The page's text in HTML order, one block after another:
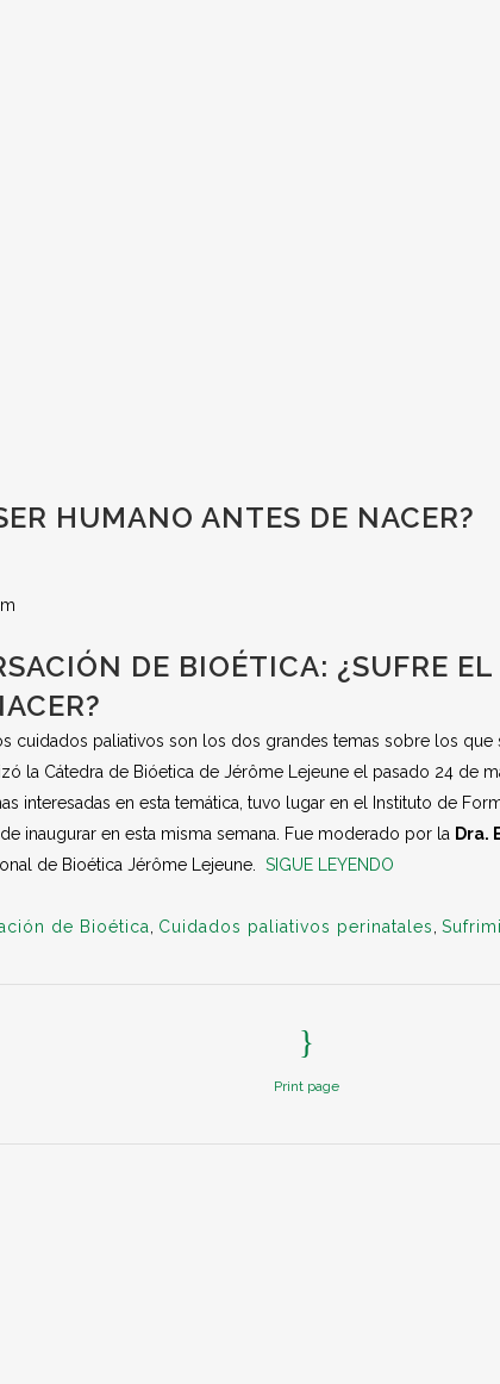
HUMANO ANTES DE NACER?
DE BIOÉTICA: ¿SUFRE
cuidados paliativos son los dos grandes temas sobre los que
la Cátedra de Bióetica de Jérôme Lejeune el pasado 24 de
interesadas en esta temática, tuvo lugar en el Instituto de
de inaugurar en esta misma semana. Fue moderado por la Dra.
de Bioética Jérôme Lejeune. SIGUE LEYENDO
de Bioética Cuidados paliativos perinatales
Print page